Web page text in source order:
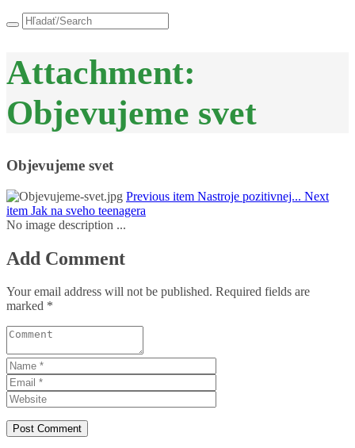
Attachment:
Objevujeme svet
Objevujeme svet
Previous item Nastroje pozitivnej... Next
item Jak na sveho teenagera
No image description ...
Add Comment
Your email address will not be published. Required fields are
marked *